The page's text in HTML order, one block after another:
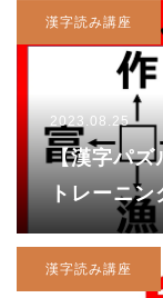
漢字読み講座
2023.08.25
【漢字パズ
トレーニン
漢字読み講座